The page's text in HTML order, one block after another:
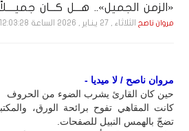
«الزمن الجميل».. هـــل كـــان
مروان ناصح الثلاثاء , 27 يـنـاير , 2026 الساعة 12:03:28 AM
مروان ناصح / لا ميديا -
حين كان القارئ يشرب الضوء من الحروف
كانت المقاهي تفوح برائحة الورق،
تضجّ بالهمس النبيل للصفحات.